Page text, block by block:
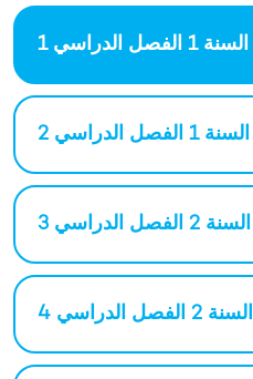
السنة 1 الفصل الدراسي 1
السنة 1 الفصل الدراسي 2
السنة 2 الفصل الدراسي 3
السنة 2 الفصل الدراسي 4